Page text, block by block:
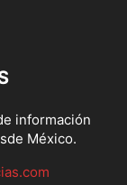
información
México.